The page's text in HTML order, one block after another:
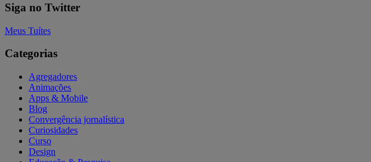
Siga no Twitter
Meus Tuítes
Categorias
Agregadores
Animações
Apps & Mobile
Blog
Convergência jornalística
Curiosidades
Curso
Design